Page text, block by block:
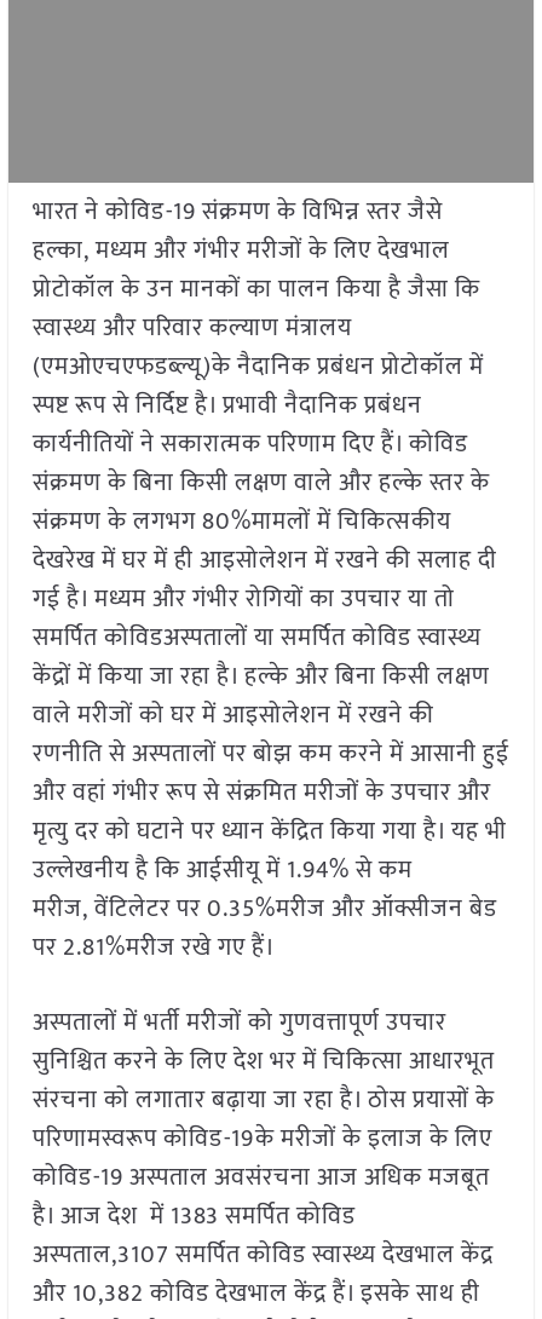
भारत ने कोविड-19 संक्रमण के विभिन्न स्तर जैसे
हल्का, मध्यम और गंभीर मरीजों के लिए देखभाल
प्रोटोकॉल के उन मानकों का पालन किया है जैसा कि
स्वास्थ्य और परिवार कल्याण मंत्रालय
(एमओएचएफडब्ल्यू)के नैदानिक प्रबंधन प्रोटोकॉल में
स्पष्ट रूप से निर्दिष्ट है। प्रभावी नैदानिक प्रबंधन
कार्यनीतियों ने सकारात्मक परिणाम दिए हैं। कोविड
संक्रमण के बिना किसी लक्षण वाले और हल्के स्तर के
संक्रमण के लगभग 80%मामलों में चिकित्सकीय
देखरेख में घर में ही आइसोलेशन में रखने की सलाह दी
गई है। मध्यम और गंभीर रोगियों का उपचार या तो
समर्पित कोविडअस्पतालों या समर्पित कोविड स्वास्थ्य
केंद्रों में किया जा रहा है। हल्के और बिना किसी लक्षण
वाले मरीजों को घर में आइसोलेशन में रखने की
रणनीति से अस्पतालों पर बोझ कम करने में आसानी हुई
और वहां गंभीर रूप से संक्रमित मरीजों के उपचार और
मृत्यु दर को घटाने पर ध्यान केंद्रित किया गया है। यह भी
उल्लेखनीय है कि आईसीयू में 1.94% से कम
मरीज, वेंटिलेटर पर 0.35%मरीज और ऑक्सीजन बेड
पर 2.81%मरीज रखे गए हैं।
अस्पतालों में भर्ती मरीजों को गुणवत्तापूर्ण उपचार
सुनिश्चित करने के लिए देश भर में चिकित्सा आधारभूत
संरचना को लगातार बढ़ाया जा रहा है। ठोस प्रयासों के
परिणामस्वरूप कोविड-19के मरीजों के इलाज के लिए
कोविड-19 अस्पताल अवसंरचना आज अधिक मजबूत
है। आज देश में 1383 समर्पित कोविड
अस्पताल,3107 समर्पित कोविड स्वास्थ्य देखभाल केंद्र
और 10,382 कोविड देखभाल केंद्र हैं। इसके साथ ही